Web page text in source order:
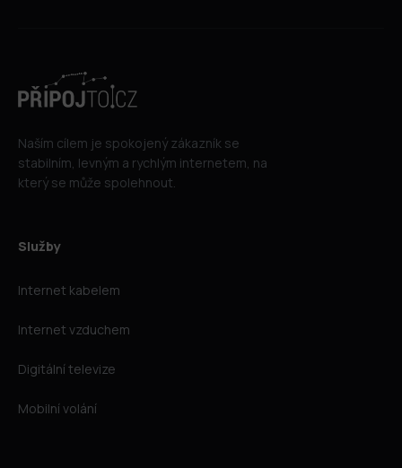
Naším cílem je spokojený zákazník se
stabilním, levným a rychlým internetem, na
který se může spolehnout.
Služby
Internet kabelem
Internet vzduchem
Digitální televize
Mobilní volání